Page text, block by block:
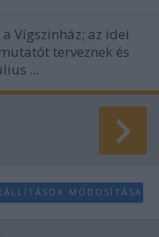
Vígszínház; az idei
terveznek és
...
MÓDOSÍTÁSA